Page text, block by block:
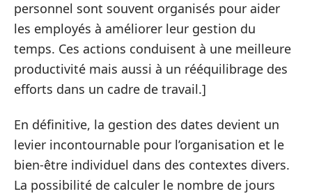
personnel sont souvent organisés pour aider
les employés à améliorer leur gestion du
temps. Ces actions conduisent à une meilleure
productivité mais aussi à un rééquilibrage des
efforts dans un cadre de travail.]
En définitive, la gestion des dates devient un
levier incontournable pour l’organisation et le
bien-être individuel dans des contextes divers.
La possibilité de calculer le nombre de jours